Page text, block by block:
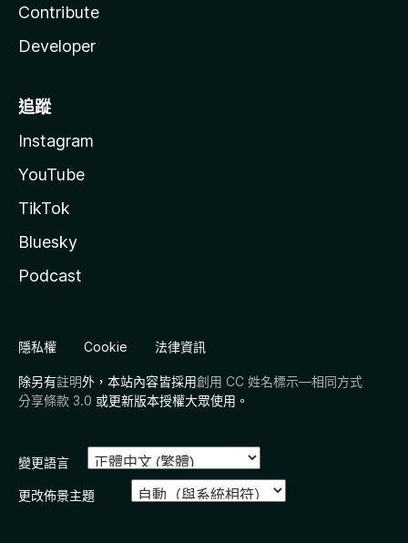
Contribute
Developer
追蹤
Instagram
YouTube
TikTok
Bluesky
Podcast
隱私權 Cookie 法律資訊
除另有註明外，本站內容皆採用創用 CC 姓名標示—相同方式
分享條款 3.0 或更新版本授權大眾使用。
變更語言
更改佈景主題